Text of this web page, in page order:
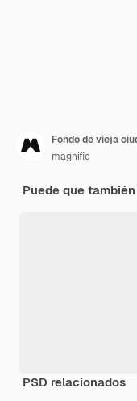
magnific
Puede que
PSD relacionados